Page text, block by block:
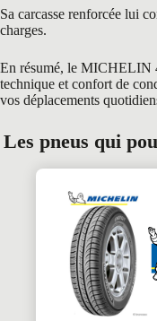
Sa carcasse renforcée lui
charges.
En résumé, le MICHELIN
technique et confort de
vos déplacements
Les pneus qui